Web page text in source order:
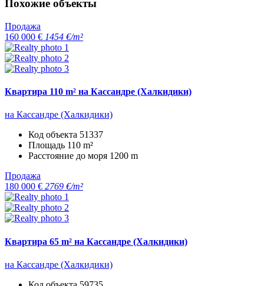
Похожие объекты
Продажа
160 000 € 1454 €/m²
Квартира 110 m² на Кассандре (Халкидики)
на Кассандре (Халкидики)
Код объекта 51337
Площадь 110 m²
Расстояние до моря 1200 m
Продажа
180 000 € 2769 €/m²
Квартира 65 m² на Кассандре (Халкидики)
на Кассандре (Халкидики)